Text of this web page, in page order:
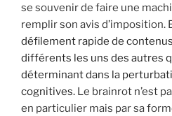
se souvenir de faire une
remplir son avis d’imposition.
défilement rapide de
différents les uns des autres
déterminant dans la
cognitives. Le brainrot n’est
en particulier mais par sa